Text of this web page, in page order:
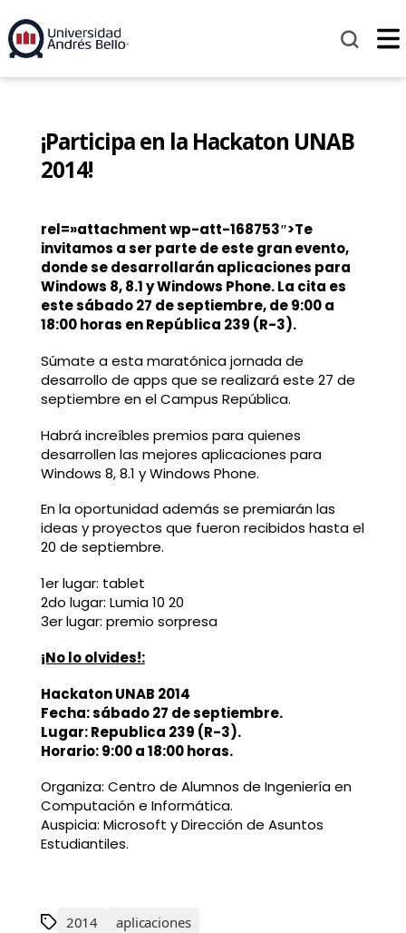
¡Participa en la Hackaton UNAB
2014!
rel=»attachment wp-att-168753″>Te
invitamos a ser parte de este gran evento,
donde se desarrollarán aplicaciones para
Windows 8, 8.1 y Windows Phone. La cita es
este sábado 27 de septiembre, de 9:00 a
18:00 horas en República 239 (R-3).
Súmate a esta maratónica jornada de
desarrollo de apps que se realizará este 27 de
septiembre en el Campus República.
Habrá increíbles premios para quienes
desarrollen las mejores aplicaciones para
Windows 8, 8.1 y Windows Phone.
En la oportunidad además se premiarán las
ideas y proyectos que fueron recibidos hasta el
20 de septiembre.
1er lugar: tablet
2do lugar: Lumia 10 20
3er lugar: premio sorpresa
¡No lo olvides!:
Hackaton UNAB 2014
Fecha: sábado 27 de septiembre.
Lugar: Republica 239 (R-3).
Horario: 9:00 a 18:00 horas.
Organiza: Centro de Alumnos de Ingeniería en
Computación e Informática.
Auspicia: Microsoft y Dirección de Asuntos
Estudiantiles.
2014
aplicaciones